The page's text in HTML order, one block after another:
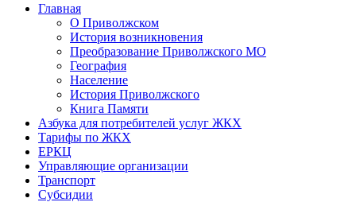
Главная
О Приволжском
История возникновения
Преобразование Приволжского МО
География
Население
История Приволжского
Книга Памяти
Азбука для потребителей услуг ЖКХ
Тарифы по ЖКХ
ЕРКЦ
Управляющие организации
Транспорт
Субсидии